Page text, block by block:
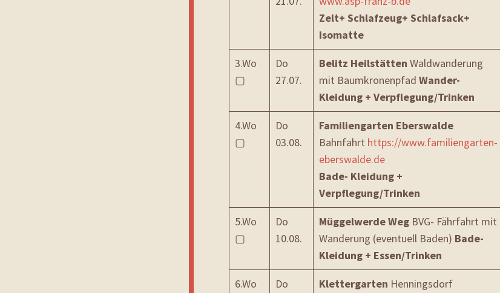
Zelt+ Schlafzeug+ Schlafsack+
Isomatte
3.Wo
▢
Do
27.07.
Belitz Heilstätten Waldwanderung
mit Baumkronenpfad Wander-
Kleidung + Verpflegung/Trinken
4.Wo
▢
Do
03.08.
Familiengarten Eberswalde
Bahnfahrt https://www.familiengarten-
eberswalde.de
Bade- Kleidung +
Verpflegung/Trinken
5.Wo
▢
Do
10.08.
Müggelwerde Weg BVG- Fährfahrt mit
Wanderung (eventuell Baden) Bade-
Kleidung + Essen/Trinken
6.Wo
Do
Klettergarten Henningsdorf